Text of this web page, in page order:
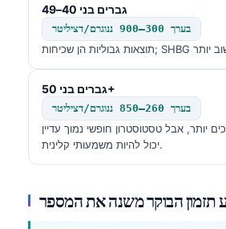
גברים בני 40–49
בערך 300–900 ננוגרם/דציליטר
גברים בני 50+
בערך 260–850 ננוגרם/דציליטר
יותר, אבל טסטוסטרון חופשי נמוך עדיין
יכול להיות משמעותי קלינית.
תזמון הבוקר משנה את המספר